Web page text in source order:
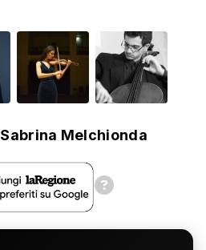
Sabrina Melchionda